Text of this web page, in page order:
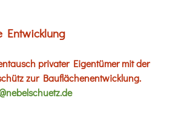
Entwicklung
privater Eigentümer mit der
zur Bauflächenentwicklung.